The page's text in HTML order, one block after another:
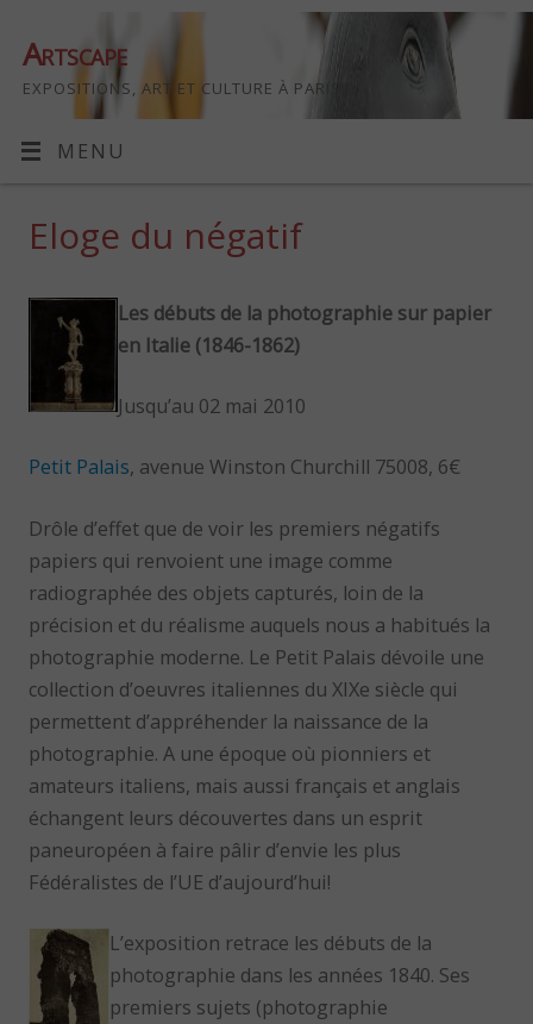
Artscape
EXPOSITIONS, ART ET CULTURE À PARIS
MENU
Eloge du négatif
Les débuts de la photographie sur papier
en Italie (1846-1862)
Jusqu’au 02 mai 2010
Petit Palais, avenue Winston Churchill 75008, 6€
Drôle d’effet que de voir les premiers négatifs
papiers qui renvoient une image comme
radiographée des objets capturés, loin de la
précision et du réalisme auquels nous a habitués la
photographie moderne. Le Petit Palais dévoile une
collection d’oeuvres italiennes du XIXe siècle qui
permettent d’appréhender la naissance de la
photographie. A une époque où pionniers et
amateurs italiens, mais aussi français et anglais
échangent leurs découvertes dans un esprit
paneuropéen à faire pâlir d’envie les plus
Fédéralistes de l’UE d’aujourd’hui!
L’exposition retrace les débuts de la
photographie dans les années 1840. Ses
premiers sujets (photographie